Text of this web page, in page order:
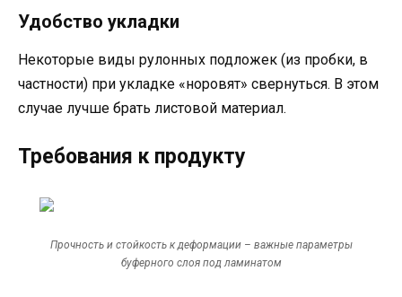
Удобство укладки
Некоторые виды рулонных подложек (из пробки, в
частности) при укладке «норовят» свернуться. В этом
случае лучше брать листовой материал.
Требования к продукту
Прочность и стойкость к деформации – важные параметры
буферного слоя под ламинатом